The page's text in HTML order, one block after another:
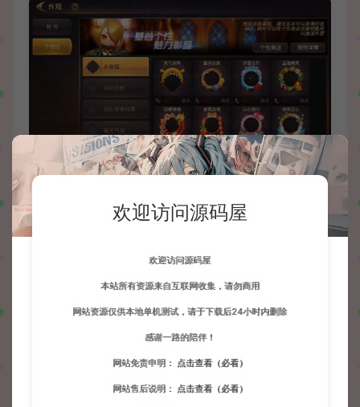
欢迎访问源码屋
欢迎访问源码屋
本站所有资源来自互联网收集，请勿商用
网站资源仅供本地单机测试，请于下载后24小时内删除
感谢一路的陪伴！
网站免责申明： 点击查看（必看）
网站售后说明： 点击查看（必看）